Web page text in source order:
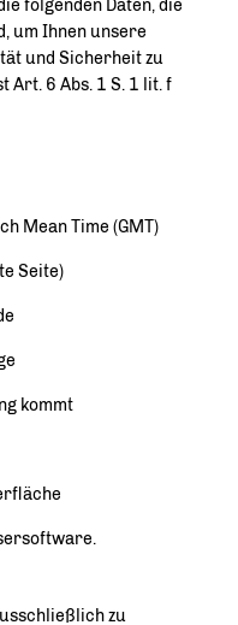
folgenden Daten, die
um Ihnen unsere
und Sicherheit zu
Art. 6 Abs. 1 S. 1 lit. f
Mean Time (GMT)
Seite)
kommt
zu